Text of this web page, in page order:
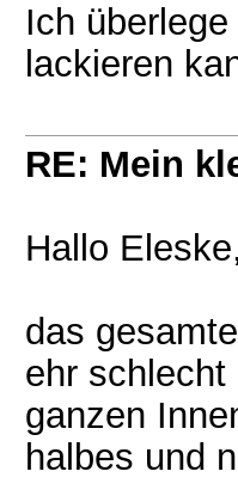
Ich
lackieren
RE: Mein
Hallo Eleske,
das
ehr
ganzen
halbes und